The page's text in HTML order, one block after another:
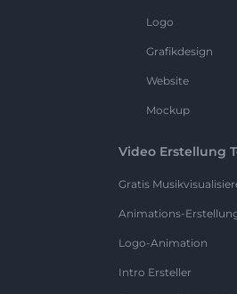
Logo
Grafikdesign
Website
Mockup
Video Erstellung
Gratis
Animations-
Logo-Animation
Intro Ersteller